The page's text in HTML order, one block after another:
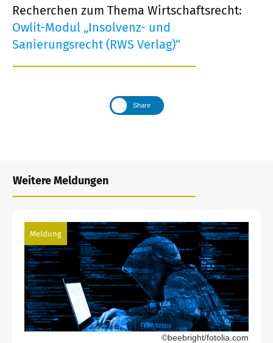
Recherchen zum Thema Wirtschaftsrecht:
Owlit-Modul „Insolvenz- und
Sanierungsrecht (RWS Verlag)“
Share
Weitere Meldungen
Meldung
©beebright/fotolia.com